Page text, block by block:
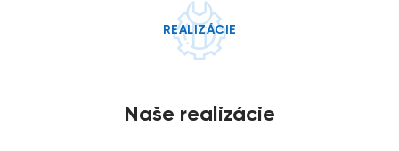
REALIZÁCIE
Naše realizácie